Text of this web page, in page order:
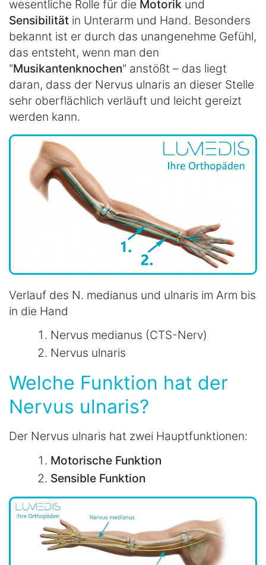
wesentliche Rolle für die Motorik und
Sensibilität in Unterarm und Hand. Besonders
bekannt ist er durch das unangenehme Gefühl,
das entsteht, wenn man den
"Musikantenknochen" anstößt – das liegt
daran, dass der Nervus ulnaris an dieser Stelle
sehr oberflächlich verläuft und leicht gereizt
werden kann.
Verlauf des N. medianus und ulnaris im Arm bis
in die Hand
Nervus medianus (CTS-Nerv)
Nervus ulnaris
Welche Funktion hat der
Nervus ulnaris?
Der Nervus ulnaris hat zwei Hauptfunktionen:
Motorische Funktion
Sensible Funktion